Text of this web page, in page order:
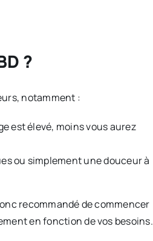
?
notamment :
est élevé, moins vous aurez
ou simplement une douceur à
recommandé de commencer
en fonction de vos besoins.